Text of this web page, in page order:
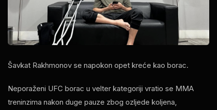
Šavkat Rakhmonov se napokon opet kreće kao borac.
Neporaženi UFC borac u velter kategoriji vratio se MMA
treninzima nakon duge pauze zbog ozljede koljena,